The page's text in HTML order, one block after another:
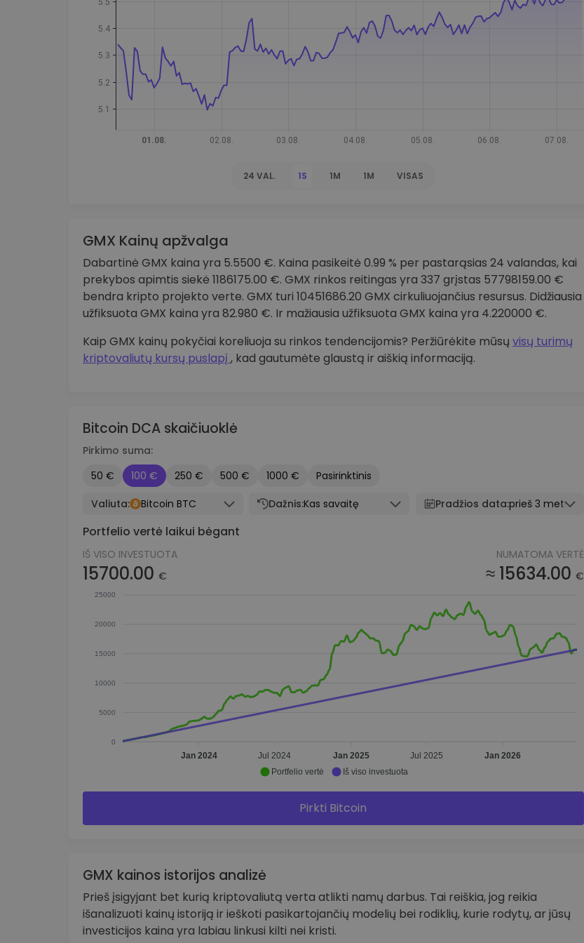
Investicijų tyrinėtojas
Rask savo kripto strategiją
24 VAL. 1S 1M 1M VISAS
GMX Kainų apžvalga
Dabartinė GMX kaina yra 5.5500 €. Kaina pasikeitė 0.99 % per pastarąsias 24 valandas, kai
prekybos apimtis siekė 1186175.00 €. GMX rinkos reitingas yra 337 grįstas 57798159.00 €
bendra kripto projekto verte. GMX turi 10451686.20 GMX cirkuliuojančius resursus. Didžiausia
užfiksuota GMX kaina yra 82.980 €. Ir mažiausia užfiksuota GMX kaina yra 4.220000 €.
Kaip GMX kainų pokyčiai koreliuoja su rinkos tendencijomis? Peržiūrėkite mūsų visų turimų
kriptovaliutų kursų puslapį , kad gautumėte glaustą ir aiškią informaciją.
Bitcoin DCA skaičiuoklė
Pirkimo suma:
50 €
100 € 250 € 500 € 1000 €
Pasirinktinis
Valiuta:
Bitcoin BTC Dažnis:Kas savaitę Pradžios data:prieš 3 metus
Portfelio vertė laikui bėgant
IŠ VISO INVESTUOTA
15700.00 €
NUMATOMA VERTĖ
≈ 15634.00 €
25000
20000
15000
10000
5000
0
Jan 2024 Jul 2024 Jan 2025 Jul 2025 Jan 2026
Portfelio vertė Iš viso investuota
Pirkti Bitcoin
GMX kainos istorijos analizė
Prieš įsigyjant bet kurią kriptovaliutą verta atlikti namų darbus. Tai reiškia, jog reikia
išanalizuoti kainų istoriją ir ieškoti pasikartojančių modelių bei rodiklių, kurie rodytų, ar jūsų
investicijos kaina yra labiau linkusi kilti nei kristi.